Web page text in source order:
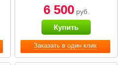
Заказать в один клик
6 500руб.
Купить